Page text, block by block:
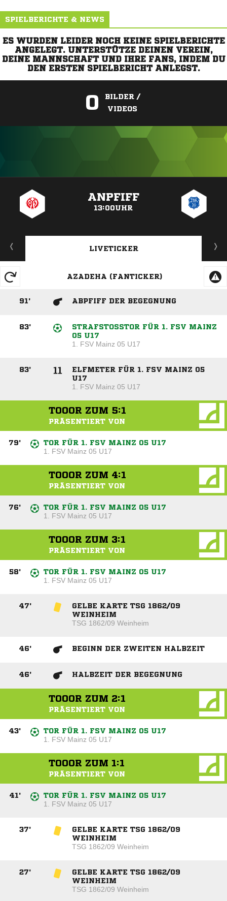
SPIELBERICHTE & NEWS
ES WURDEN LEIDER NOCH KEINE SPIELBERICHTE
ANGELEGT. UNTERSTÜTZE DEINEN VEREIN,
DEINE MANNSCHAFT UND IHRE FANS, INDEM DU
DEN ERSTEN SPIELBERICHT ANLEGST.
0
BILDER /
VIDEOS
ANPFIFF
13:00UHR
LIVETICKER
AZADEHA (FANTICKER)
91' ABPFIFF DER BEGEGNUNG
83'
STRAFSTOSSTOR FÜR 1. FSV MAINZ 0
5 U17
1. FSV Mainz 05 U17
83'
ELFMETER FÜR 1. FSV MAINZ 05
U17
1. FSV Mainz 05 U17
TOOOR ZUM 5:1
PRÄSENTIERT VON
79' TOR FÜR 1. FSV MAINZ 05 U17
1. FSV Mainz 05 U17
TOOOR ZUM 4:1
PRÄSENTIERT VON
76' TOR FÜR 1. FSV MAINZ 05 U17
1. FSV Mainz 05 U17
TOOOR ZUM 3:1
PRÄSENTIERT VON
58' TOR FÜR 1. FSV MAINZ 05 U17
1. FSV Mainz 05 U17
47'
GELBE KARTE TSG 1862/09
WEINHEIM
TSG 1862/09 Weinheim
46' BEGINN DER ZWEITEN HALBZEIT
46' HALBZEIT DER BEGEGNUNG
TOOOR ZUM 2:1
PRÄSENTIERT VON
43' TOR FÜR 1. FSV MAINZ 05 U17
1. FSV Mainz 05 U17
TOOOR ZUM 1:1
PRÄSENTIERT VON
41' TOR FÜR 1. FSV MAINZ 05 U17
1. FSV Mainz 05 U17
37'
GELBE KARTE TSG 1862/09
WEINHEIM
TSG 1862/09 Weinheim
27'
GELBE KARTE TSG 1862/09
WEINHEIM
TSG 1862/09 Weinheim